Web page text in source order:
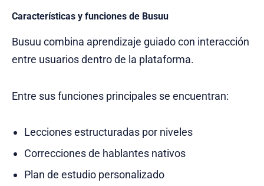
Características y funciones de Busuu
Busuu combina aprendizaje guiado con interacción
entre usuarios dentro de la plataforma.
Entre sus funciones principales se encuentran:
Lecciones estructuradas por niveles
Correcciones de hablantes nativos
Plan de estudio personalizado